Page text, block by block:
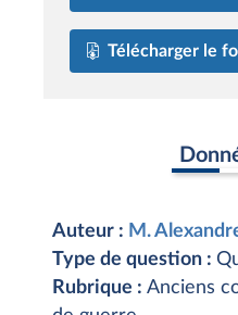
Télécharger le
Auteur : M.
Type de question :
Rubrique : Anciens